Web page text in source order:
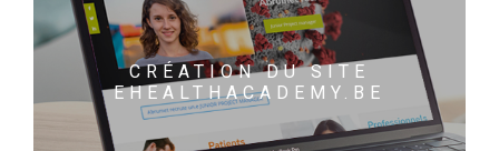
CRÉATION DU SITE
EHEALTHACADEMY.BE